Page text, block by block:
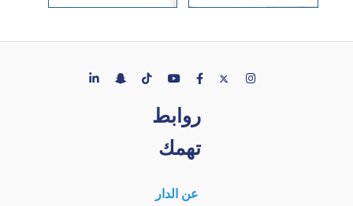
روابط
تهمك
عن الدار